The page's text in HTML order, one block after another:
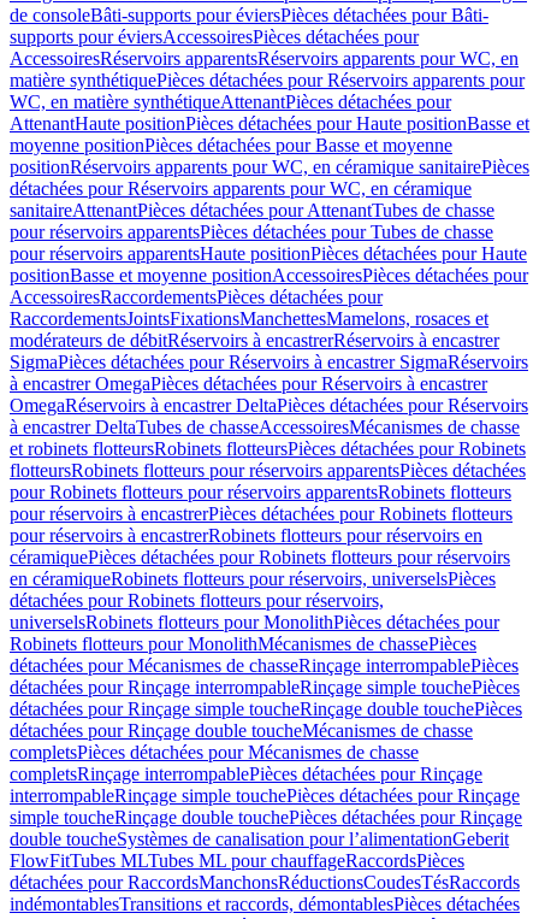
de consoleBâti-supports pour éviersPièces détachées pour Bâti-
supports pour éviersAccessoiresPièces détachées pour
AccessoiresRéservoirs apparentsRéservoirs apparents pour WC, en
matière synthétiquePièces détachées pour Réservoirs apparents pour
WC, en matière synthétiqueAttenantPièces détachées pour
AttenantHaute positionPièces détachées pour Haute positionBasse et
moyenne positionPièces détachées pour Basse et moyenne
positionRéservoirs apparents pour WC, en céramique sanitairePièces
détachées pour Réservoirs apparents pour WC, en céramique
sanitaireAttenantPièces détachées pour AttenantTubes de chasse
pour réservoirs apparentsPièces détachées pour Tubes de chasse
pour réservoirs apparentsHaute positionPièces détachées pour Haute
positionBasse et moyenne positionAccessoiresPièces détachées pour
AccessoiresRaccordementsPièces détachées pour
RaccordementsJointsFixationsManchettesMamelons, rosaces et
modérateurs de débitRéservoirs à encastrerRéservoirs à encastrer
SigmaPièces détachées pour Réservoirs à encastrer SigmaRéservoirs
à encastrer OmegaPièces détachées pour Réservoirs à encastrer
OmegaRéservoirs à encastrer DeltaPièces détachées pour Réservoirs
à encastrer DeltaTubes de chasseAccessoiresMécanismes de chasse
et robinets flotteursRobinets flotteursPièces détachées pour Robinets
flotteursRobinets flotteurs pour réservoirs apparentsPièces détachées
pour Robinets flotteurs pour réservoirs apparentsRobinets flotteurs
pour réservoirs à encastrerPièces détachées pour Robinets flotteurs
pour réservoirs à encastrerRobinets flotteurs pour réservoirs en
céramiquePièces détachées pour Robinets flotteurs pour réservoirs
en céramiqueRobinets flotteurs pour réservoirs, universelsPièces
détachées pour Robinets flotteurs pour réservoirs,
universelsRobinets flotteurs pour MonolithPièces détachées pour
Robinets flotteurs pour MonolithMécanismes de chassePièces
détachées pour Mécanismes de chasseRinçage interrompablePièces
détachées pour Rinçage interrompableRinçage simple touchePièces
détachées pour Rinçage simple toucheRinçage double touchePièces
détachées pour Rinçage double toucheMécanismes de chasse
completsPièces détachées pour Mécanismes de chasse
completsRinçage interrompablePièces détachées pour Rinçage
interrompableRinçage simple touchePièces détachées pour Rinçage
simple toucheRinçage double touchePièces détachées pour Rinçage
double toucheSystèmes de canalisation pour l’alimentationGeberit
FlowFitTubes MLTubes ML pour chauffageRaccordsPièces
détachées pour RaccordsManchonsRéductionsCoudesTésRaccords
indémontablesTransitions et raccords, démontablesPièces détachées